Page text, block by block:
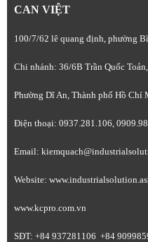
CAN VIỆT
100/7/62 lê quang định, phường
Chi nhánh: 36/6B Trần Quốc
Phường Dĩ An, Thành phố Hồ Chí
Điện thoại: 0937.281.106,
Email:
Website:
www.kcpro.com.vn
SĐT: +84 937281106 +84